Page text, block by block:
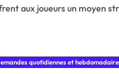
aux joueurs un moyen
quotidiennes et